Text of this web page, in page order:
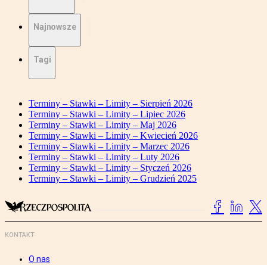
Najnowsze
Tagi
Terminy – Stawki – Limity – Sierpień 2026
Terminy – Stawki – Limity – Lipiec 2026
Terminy – Stawki – Limity – Maj 2026
Terminy – Stawki – Limity – Kwiecień 2026
Terminy – Stawki – Limity – Marzec 2026
Terminy – Stawki – Limity – Luty 2026
Terminy – Stawki – Limity – Styczeń 2026
Terminy – Stawki – Limity – Grudzień 2025
KONTAKT
O nas